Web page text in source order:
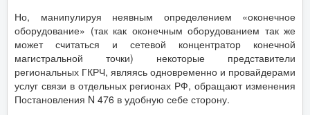
Но, манипулируя неявным определением «оконечное
оборудование» (так как оконечным оборудованием так же
может считаться и сетевой концентратор конечной
магистральной точки) некоторые представители
региональных ГКРЧ, являясь одновременно и провайдерами
услуг связи в отдельных регионах РФ, обращают изменения
Постановления N 476 в удобную себе сторону.